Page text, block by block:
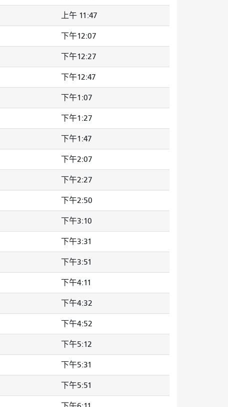
上午 11:47
下午12:07
下午12:27
下午12:47
下午1:07
下午1:27
下午1:47
下午2:07
下午2:27
下午2:50
下午3:10
下午3:31
下午3:51
下午4:11
下午4:32
下午4:52
下午5:12
下午5:31
下午5:51